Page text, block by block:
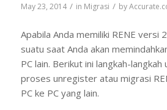
May 23, 2014 / in Migrasi / by
Apabila Anda memiliki RENE versi
suatu saat Anda akan
PC lain. Berikut ini langkah-langkah
proses unregister atau migrasi
PC ke PC yang lain.